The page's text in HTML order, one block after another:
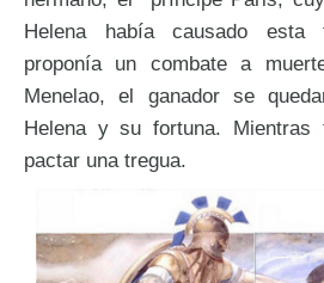
Helena había causado esta
proponía un combate a
Menelao, el ganador se
Helena y su fortuna. Mientras
pactar una tregua.